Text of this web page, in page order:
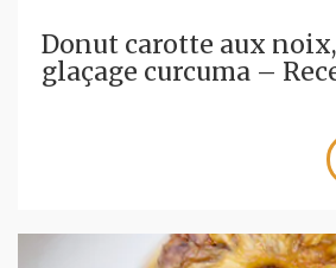
Donut carotte aux
glaçage curcuma –